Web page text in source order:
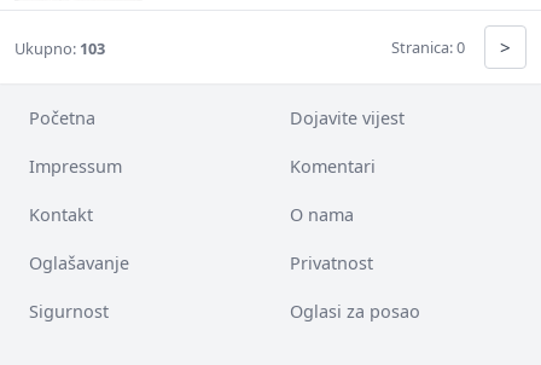
Ukupno: 103 Stranica: 0 >
Početna Dojavite vijest
Impressum Komentari
Kontakt O nama
Oglašavanje Privatnost
Sigurnost Oglasi za posao